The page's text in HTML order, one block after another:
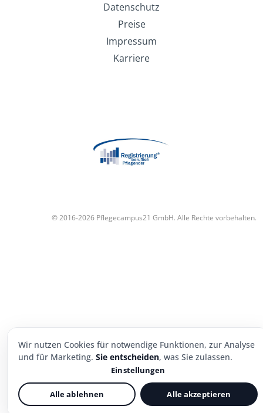
Datenschutz
Preise
Impressum
Karriere
© 2016-2026 Pflegecampus21 GmbH. Alle Rechte vorbehalten.
Wir nutzen Cookies für notwendige Funktionen, zur Analyse
und für Marketing. Sie entscheiden, was Sie zulassen.
Einstellungen
Alle ablehnen Alle akzeptieren
Notwendig Immer aktiv